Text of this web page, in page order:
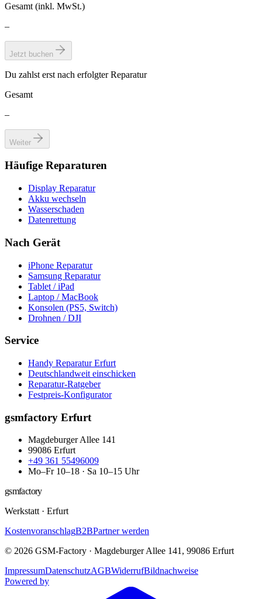
Gesamt (inkl. MwSt.)
–
Jetzt buchen
Du zahlst erst nach erfolgter Reparatur
Gesamt
–
Weiter
Häufige Reparaturen
Display Reparatur
Akku wechseln
Wasserschaden
Datenrettung
Nach Gerät
iPhone Reparatur
Samsung Reparatur
Tablet / iPad
Laptop / MacBook
Konsolen (PS5, Switch)
Drohnen / DJI
Service
Handy Reparatur Erfurt
Deutschlandweit einschicken
Reparatur-Ratgeber
Festpreis-Konfigurator
gsmfactory Erfurt
Magdeburger Allee 141
99086 Erfurt
+49 361 55496009
Mo–Fr 10–18 · Sa 10–15 Uhr
gsmfactory
Werkstatt· Erfurt
KostenvoranschlagB2BPartner werden
© 2026 GSM-Factory · Magdeburger Allee 141, 99086 Erfurt
ImpressumDatenschutzAGBWiderrufBildnachweise
Powered by